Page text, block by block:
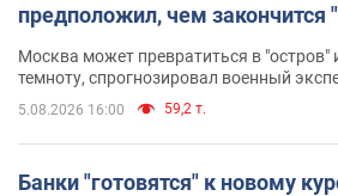
предположил, чем закончится
Москва может превратиться в "остров"
темноту, спрогнозировал военный
5.08.2026 16:00 59,2 т.
Банки "готовятся" к новому